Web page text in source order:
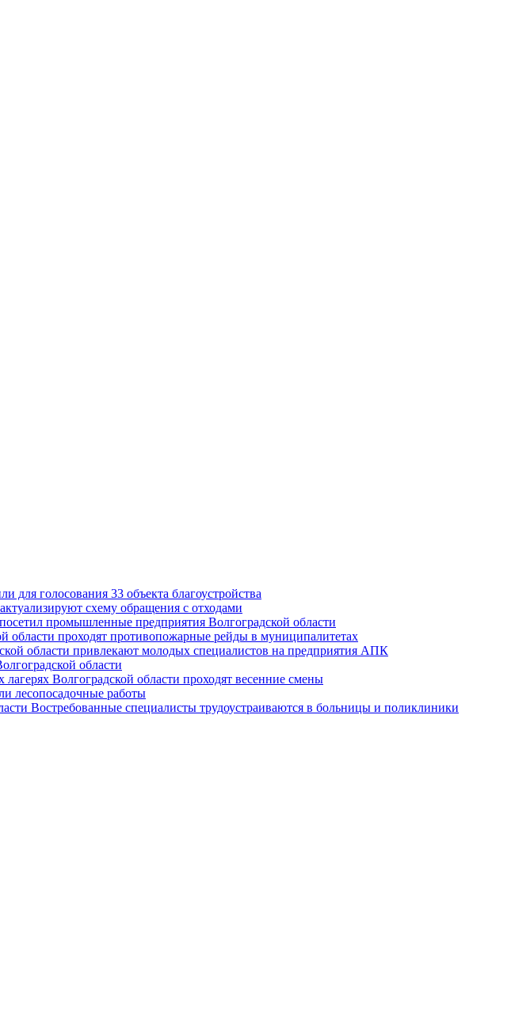
для голосования 33 объекта благоустройства
схему обращения с отходами
промышленные предприятия Волгоградской области
области проходят противопожарные рейды в муниципалитетах
области привлекают молодых специалистов на предприятия АПК
области
лагерях Волгоградской области проходят весенние смены
лесопосадочные работы
Востребованные специалисты трудоустраиваются в больницы и поликлиники